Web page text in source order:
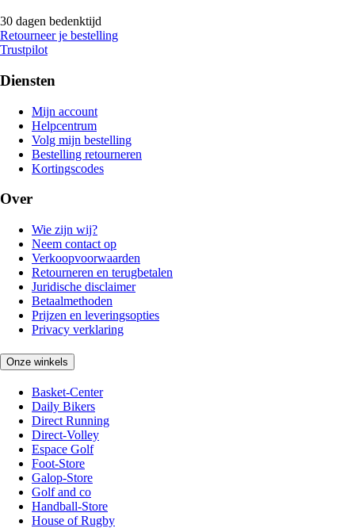
30 dagen bedenktijd
Retourneer je bestelling
Trustpilot
Diensten
Mijn account
Helpcentrum
Volg mijn bestelling
Bestelling retourneren
Kortingscodes
Over
Wie zijn wij?
Neem contact op
Verkoopvoorwaarden
Retourneren en terugbetalen
Juridische disclaimer
Betaalmethoden
Prijzen en leveringsopties
Privacy verklaring
Onze winkels
Basket-Center
Daily Bikers
Direct Running
Direct-Volley
Espace Golf
Foot-Store
Galop-Store
Golf and co
Handball-Store
House of Rugby